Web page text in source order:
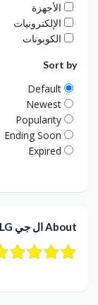
الأجهزة
الإلكترونيات
الكوبونات
Sort by
Default
Newest
Popularity
Ending Soon
Expired
About ال جي LG